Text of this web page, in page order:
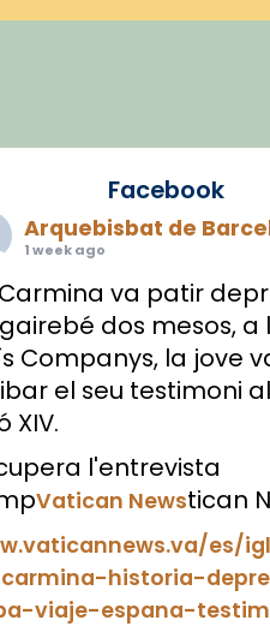
Facebook
Arquebisbat de
1 week ago
va patir
dos mesos, a
Companys, la jove
el seu testimoni
XIV.
l'entrevista
Vatican Newstican
es/
historia-
viaje-espana-